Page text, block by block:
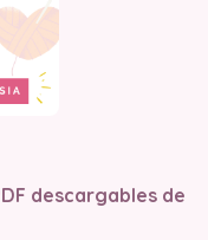
descargables de